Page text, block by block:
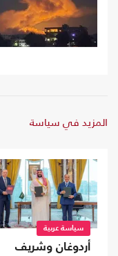
المزيد في سياسة
سياسة عربية
أردوغان وشريف